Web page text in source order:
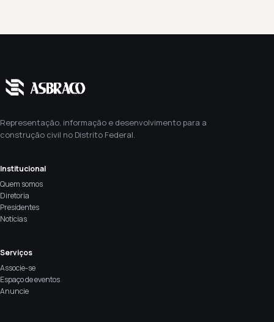
Representação, informação e desenvolvimento para a
construção civil no Distrito Federal.
Institucional
Quem somos
Diretoria
Presidentes
Notícias
Serviços
Associe-se
Espaço de eventos
Anuncie